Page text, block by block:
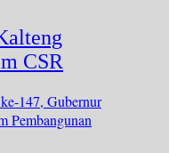
CSR